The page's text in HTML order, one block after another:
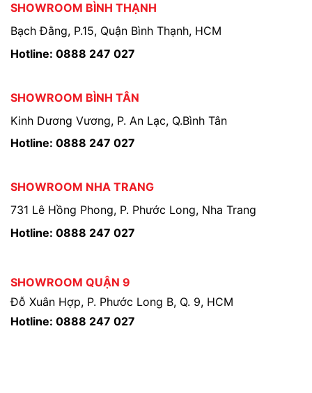
SHOWROOM BÌNH THẠNH
Bạch Đằng, P.15, Quận Bình Thạnh, HCM
Hotline: 0888 247 027
SHOWROOM BÌNH TÂN
Kinh Dương Vương, P. An Lạc, Q.Bình Tân
Hotline: 0888 247 027
SHOWROOM NHA TRANG
731 Lê Hồng Phong, P. Phước Long, Nha Trang
Hotline: 0888 247 027
SHOWROOM QUẬN 9
Đỗ Xuân Hợp, P. Phước Long B, Q. 9, HCM
Hotline: 0888 247 027